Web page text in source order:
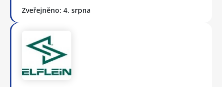
Zveřejněno: 4. srpna